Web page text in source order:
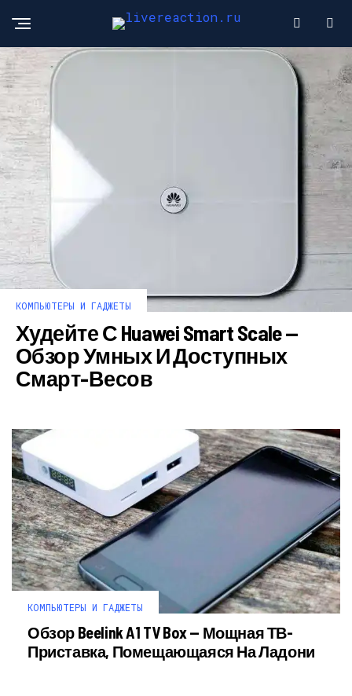
КОМПЬЮТЕРЫ И ГАДЖЕТЫ
Худейте С Huawei Smart Scale —
Обзор Умных И Доступных
Смарт-Весов
КОМПЬЮТЕРЫ И ГАДЖЕТЫ
Обзор Beelink A1 TV Box — Мощная ТВ-
Приставка, Помещающаяся На Ладони